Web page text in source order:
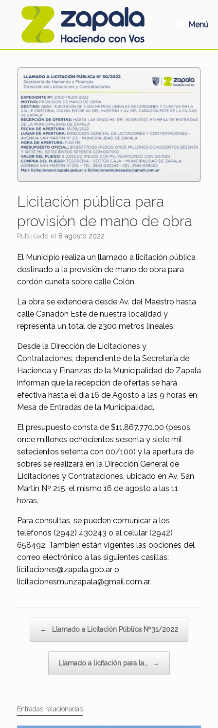
Menú
Licitación pública para
provisión de mano de obra
Publicado el 8 agosto 2022
El Municipio realiza un llamado a licitación pública
destinado a la provisión de mano de obra para
cordón cuneta sobre calle Colón.
La obra se extenderá desde Av. del Maestro hasta
calle Cañadón Este de nuestra localidad y
representa un total de 2300 metros lineales.
Desde la Dirección de Licitaciones y
Contrataciones, dependiente de la Secretaría de
Hacienda y Finanzas de la Municipalidad de Zapala
informan que la recepción de ofertas se hará
efectiva hasta el día 16 de Agosto a las 9 horas en
Mesa de Entradas de la Municipalidad.
El presupuesto consta de $11.867.770.00 (pesos:
once millones ochocientos sesenta y siete mil
setecientos setenta con 00/100) y la apertura de
sobres se realizará en la Dirección General de
Licitaciones y Contrataciones, ubicado en Av. San
Martín Nº 215, el mismo 16 de agosto a las 11
horas.
Para consultas, se pueden comunicar a los
teléfonos (2942) 430243 o al celular (2942)
658492. También están vigentes las opciones del
correo electrónico a las siguientes casillas:
licitaciones@zapala.gob.ar o
licitacionesmunzapala@gmail.com.ar.
← Llamado a Licitación Pública Nº31/2022
Llamado a licitación para la… →
Entradas relacionadas